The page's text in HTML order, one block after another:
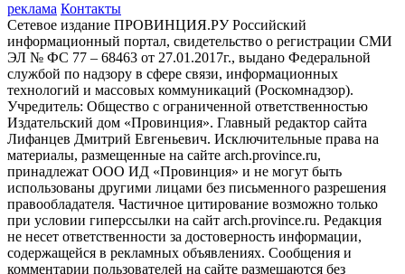
реклама Контакты
Сетевое издание ПРОВИНЦИЯ.РУ Российский
информационный портал, свидетельство о регистрации СМИ
ЭЛ № ФС 77 – 68463 от 27.01.2017г., выдано Федеральной
службой по надзору в сфере связи, информационных
технологий и массовых коммуникаций (Роскомнадзор).
Учредитель: Общество с ограниченной ответственностью
Издательский дом «Провинция». Главный редактор сайта
Лифанцев Дмитрий Евгеньевич. Исключительные права на
материалы, размещенные на сайте arch.province.ru,
принадлежат ООО ИД «Провинция» и не могут быть
использованы другими лицами без письменного разрешения
правообладателя. Частичное цитирование возможно только
при условии гиперссылки на сайт arch.province.ru. Редакция
не несет ответственности за достоверность информации,
содержащейся в рекламных объявлениях. Сообщения и
комментарии пользователей на сайте размещаются без